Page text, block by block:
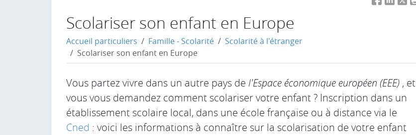
Scolariser son enfant en Europe
Accueil particuliers Famille - Scolarité
Scolarité à l'étranger
Scolariser son enfant en Europe
Vous partez vivre dans un autre pays de l'Espace économique européen (EEE) , et
vous vous demandez comment scolariser votre enfant ? Inscription dans un
établissement scolaire local, dans une école française ou à distance via le
Cned : voici les informations à connaître sur la scolarisation de votre enfant